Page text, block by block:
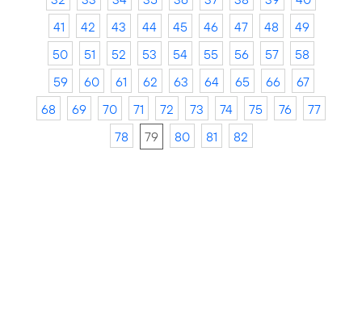
41
42 43 44 45 46 47 48
49
50
51 52 53 54 55 56 57
58
59
60 61 62 63 64 65 66
67
68
69 70 71 72 73 74 75 76
77
78
79 80 81 82